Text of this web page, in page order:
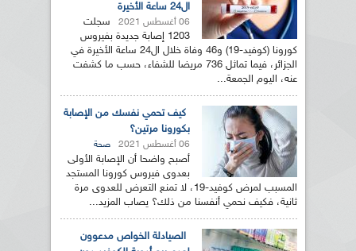
ال24 ساعة الأخيرة
06 أغسطس 2021
سجلت
1203 إصابة جديدة بفيروس
كورونا (كوفيد-19) و46 وفاة خلال ال24 ساعة الأخيرة في
الجزائر، فيما تماثل 736 مريضا للشفاء، حسب ما كشفت
عنه، اليوم الجمعة...
كيف تحمي نفسك من الإصابة
بكورونا مرتين؟
06 أغسطس 2021 صحة
أصبح واضحا أن الإصابة الأولى
بعدوى فيروس كورونا المستجد
المسبب لمرض كوفيد-19، لا تمنع التعرض للعدوى مرة
ثانية، فكيف نحمي أنفسنا من ذلك؟ يصاب المزيد...
الصيادلة الخواص مدعوون